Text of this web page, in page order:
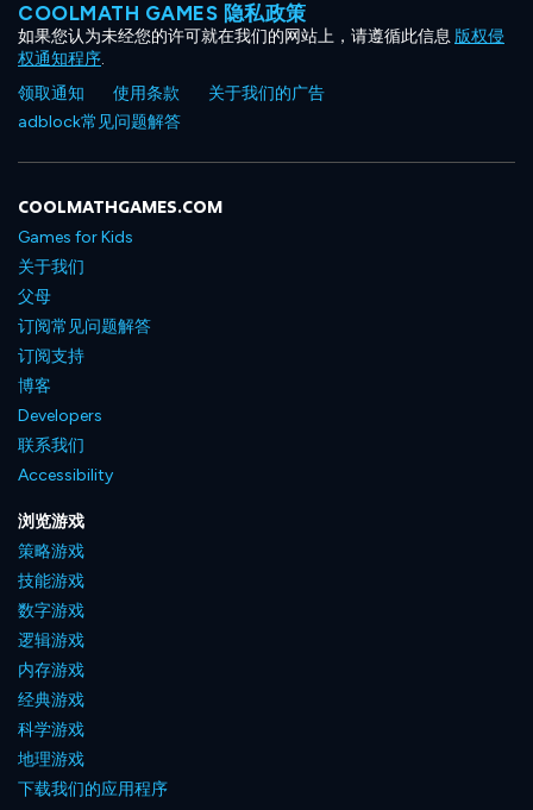
COOLMATH GAMES 隐私政策
如果您认为未经您的许可就在我们的网站上，请遵循此信息版权侵
权通知程序.
领取通知
使用条款
关于我们的广告
adblock常见问题解答
COOLMATHGAMES.COM
Games for Kids
关于我们
父母
订阅常见问题解答
订阅支持
博客
Developers
联系我们
Accessibility
浏览游戏
策略游戏
技能游戏
数字游戏
逻辑游戏
内存游戏
经典游戏
科学游戏
地理游戏
下载我们的应用程序